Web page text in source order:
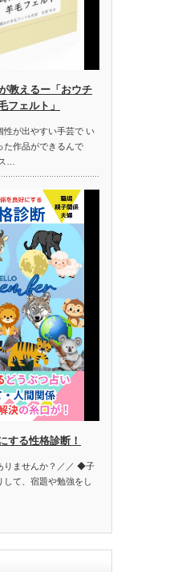
教えるー「おウチ
フェルト」
性が出やすい手芸で い
た作品ができるんで
…
する性格診断！
りませんか？／／ ◆子
して、宿題や勉強をし